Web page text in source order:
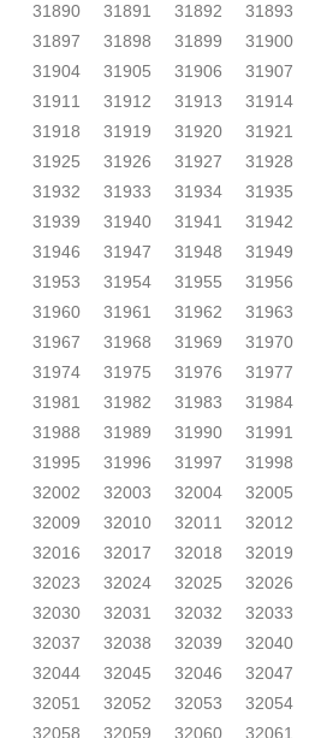
31890
31891 31892 31893
31897
31898 31899 31900
31904
31905 31906 31907
31911
31912 31913 31914
31918
31919 31920 31921
31925
31926 31927 31928
31932
31933 31934 31935
31939
31940 31941 31942
31946
31947 31948 31949
31953
31954 31955 31956
31960
31961 31962 31963
31967
31968 31969 31970
31974
31975 31976 31977
31981
31982 31983 31984
31988
31989 31990 31991
31995
31996 31997 31998
32002
32003 32004 32005
32009
32010 32011 32012
32016
32017 32018 32019
32023
32024 32025 32026
32030
32031 32032 32033
32037
32038 32039 32040
32044
32045 32046 32047
32051
32052 32053 32054
32058
32059 32060 32061